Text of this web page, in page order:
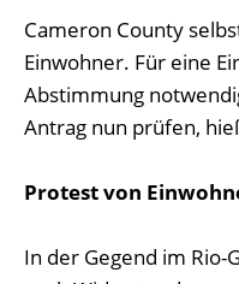
Cameron County
Einwohner. Für eine
Abstimmung
Antrag nun prüfen,
Protest von
In der Gegend im Rio-